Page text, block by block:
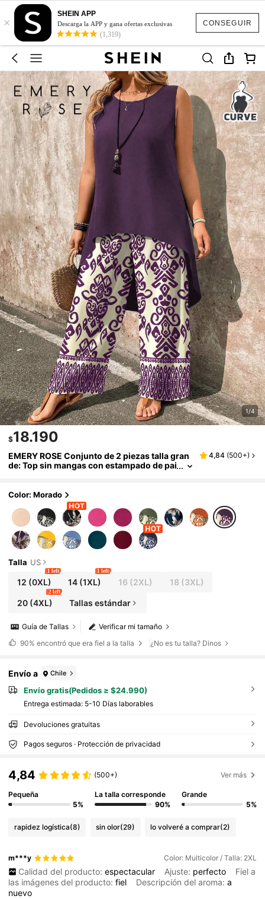
CONSEGUIR
×
SHEIN APP
Descarga la APP y gana ofertas exclusivas
(1,319)
1/4
$18.190
EMERY ROSE Conjunto de 2 piezas talla gran
de: Top sin mangas con estampado de pai
4,84 (500+)
Color: Morado
Talla US
12 (0XL)
1 left
14 (1XL)
1 left
16 (2XL) 18 (3XL)
20(4XL)
2 left
Tallas estándar
Verificar mi tamaño
Guía de Tallas
90% encontró que era fiel a la talla ¿No es tu talla? Dinos
Envío a Chile
Envío gratis(Pedidos ≥ $24.990)
Entrega estimada: 5-10 Días laborables
Devoluciones gratuitas
Pagos seguros · Protección de privacidad
4,84 (500+) Ver más
Pequeña
5%
La talla corresponde
90%
Grande
5%
rapidez logística(8) sin olor(29) lo volveré a comprar(2)
m***y Color: Multicolor / Talla: 2XL
Calidad del producto: espectacular Ajuste: perfecto
Fiel a
las imágenes del producto:fiel Descripción del aroma:a
nuevo